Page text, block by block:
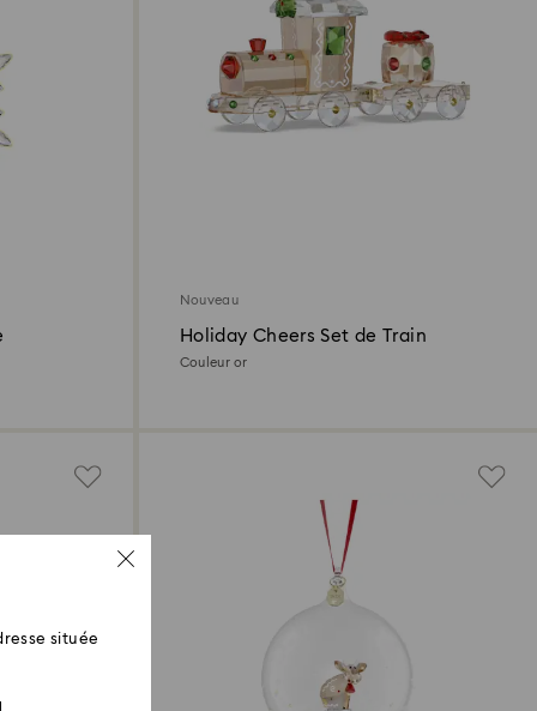
Nouveau
Holiday Cheers Set de Train
Couleur or
située